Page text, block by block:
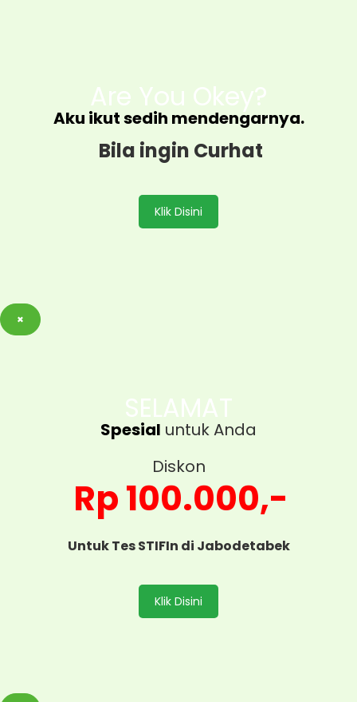
Are You Okey?
Aku ikut sedih mendengarnya.
Bila ingin Curhat
Klik Disini
×
SELAMAT
Spesial untuk Anda
Diskon
Rp 100.000,-
Untuk Tes STIFIn di Jabodetabek
Klik Disini